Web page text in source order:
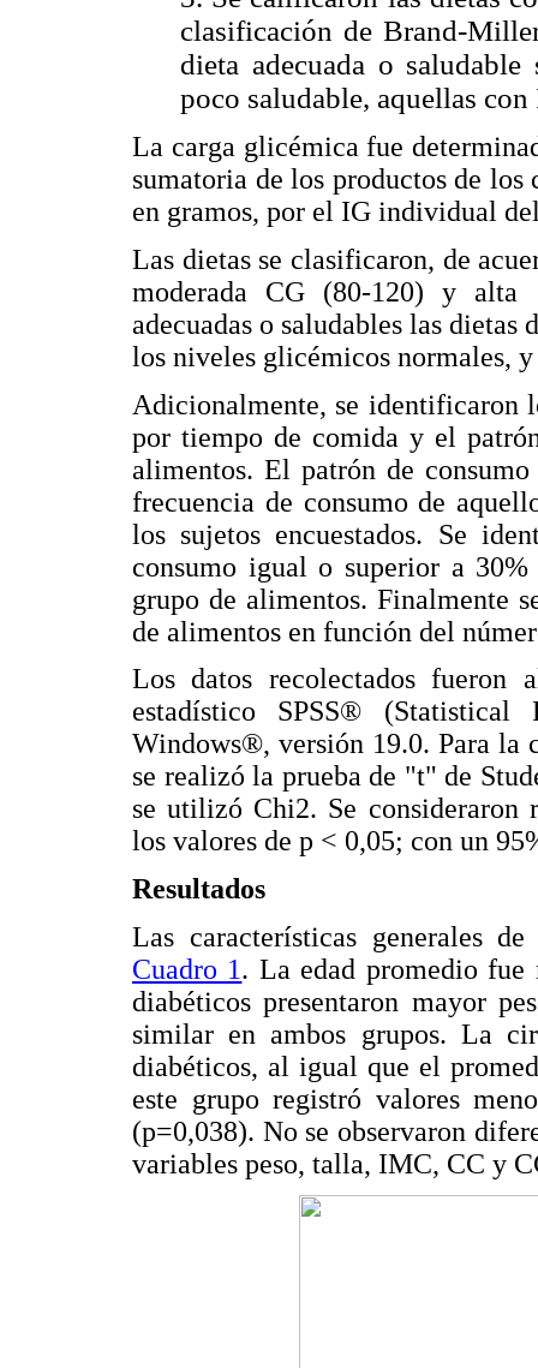
clasificación de Brand-
dieta adecuada o
poco saludable, aquellas
La carga glicémica fue
sumatoria de los productos de
en gramos, por el IG individual
Las dietas se clasificaron, de
moderada CG (80-120) y alta
adecuadas o saludables las dietas
los niveles glicémicos normales,
Adicionalmente, se identificaron
por tiempo de comida y el
alimentos. El patrón de
frecuencia de consumo de
los sujetos encuestados. Se
consumo igual o superior a
grupo de alimentos. Finalmente
de alimentos en función del
Los datos recolectados fueron
estadístico SPSS®
Windows®, versión 19.0. Para la
se realizó la prueba de "t" de
se utilizó Chi2. Se consideraron
los valores de p < 0,05; con un
Resultados
Las características generales
Cuadro 1. La edad promedio fue
diabéticos presentaron mayor
similar en ambos grupos. La
diabéticos, al igual que el
este grupo registró valores
(p=0,038). No se observaron
variables peso, talla, IMC, CC y